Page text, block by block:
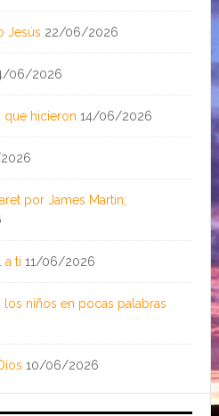
Jesús 22/06/2026
06/2026
que hicieron 14/06/2026
por James Martin;
a ti 11/06/2026
los niños en pocas palabras
10/06/2026